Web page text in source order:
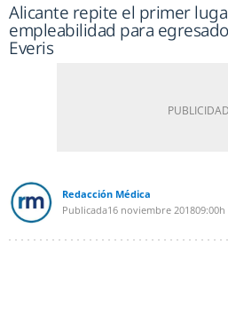
Alicante repite el primer
empleabilidad para
Everis
Redacción Médica
Publicada16 noviembre 201809:00h